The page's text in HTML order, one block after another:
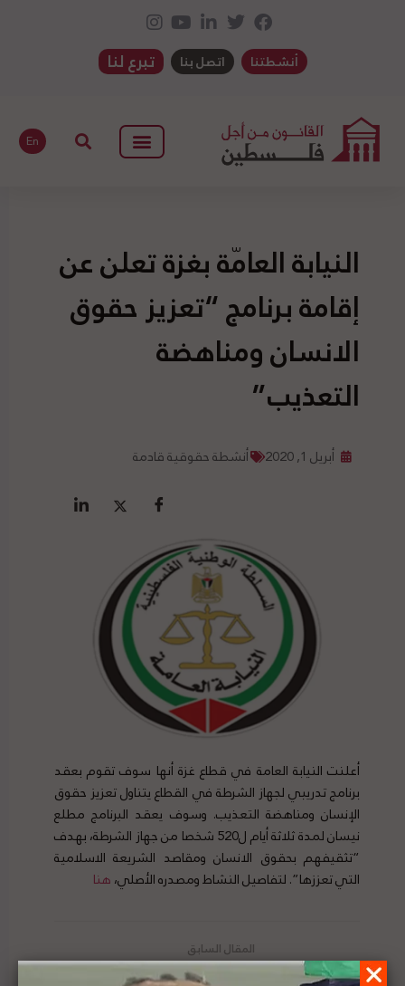
أنشطتنا اتصل بنا تبرع لنا
En
النيابة العامّة بغزة تعلن عن
إقامة برنامج “تعزيز حقوق
الانسان ومناهضة
التعذيب”
أبريل 1, 2020 أنشطة حقوقية قادمة
أعلنت النيابة العامة في قطاع غزة أنها سوف تقوم بعقد
برنامج تدريبي لجهاز الشرطة في القطاع يتناول تعزيز حقوق
الإنسان ومناهضة التعذيب. وسوف يعقد البرنامج مطلع
نيسان لمدة ثلاثة أيام ل520 شخصا من جهاز الشرطة، بهدف
“تثقيفهم بحقوق الانسان ومقاصد الشريعة الاسلامية
التي تعززها”. لتفاصيل النشاط ومصدره الأصلي،هنا
مؤسسة الحق تصدر تقريراً حول جائحة كورونا والأبارتايد